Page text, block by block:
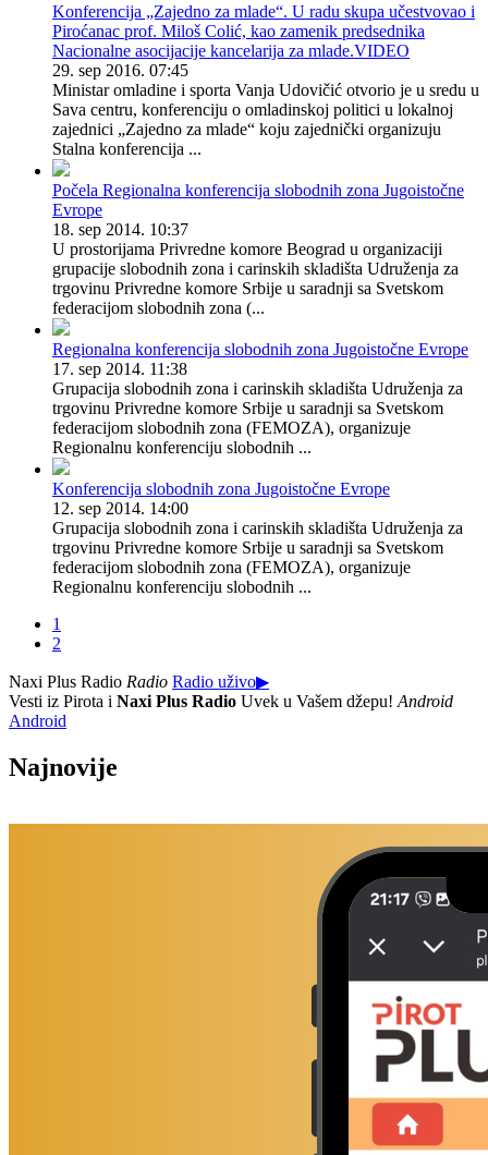
Konferencija „Zajedno za mlade“. U radu skupa učestvovao i
Piroćanac prof. Miloš Colić, kao zamenik predsednika
Nacionalne asocijacije kancelarija za mlade.VIDEO
29. sep 2016. 07:45
Ministar omladine i sporta Vanja Udovičić otvorio je u sredu u
Sava centru, konferenciju o omladinskoj politici u lokalnoj
zajednici „Zajedno za mlade“ koju zajednički organizuju
Stalna konferencija ...
Počela Regionalna konferencija slobodnih zona Jugoistočne
Evrope
18. sep 2014. 10:37
U prostorijama Privredne komore Beograd u organizaciji
grupacije slobodnih zona i carinskih skladišta Udruženja za
trgovinu Privredne komore Srbije u saradnji sa Svetskom
federacijom slobodnih zona (...
Regionalna konferencija slobodnih zona Jugoistočne Evrope
17. sep 2014. 11:38
Grupacija slobodnih zona i carinskih skladišta Udruženja za
trgovinu Privredne komore Srbije u saradnji sa Svetskom
federacijom slobodnih zona (FEMOZA), organizuje
Regionalnu konferenciju slobodnih ...
Konferencija slobodnih zona Jugoistočne Evrope
12. sep 2014. 14:00
Grupacija slobodnih zona i carinskih skladišta Udruženja za
trgovinu Privredne komore Srbije u saradnji sa Svetskom
federacijom slobodnih zona (FEMOZA), organizuje
Regionalnu konferenciju slobodnih ...
1
2
Naxi Plus Radio Radio Radio uživo▶
Vesti iz Pirota i Naxi Plus Radio Uvek u Vašem džepu! Android
Android
Najnovije